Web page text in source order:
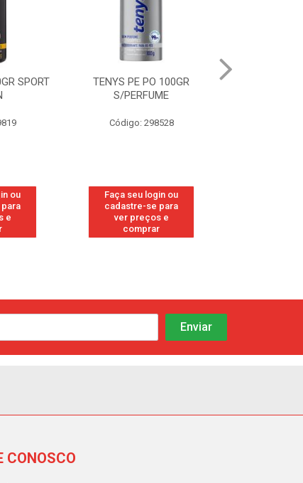
SPORT
ou
e
TENYS PE PO 100GR
S/PERFUME
Código: 298528
Faça seu login ou
cadastre-se para
ver preços e
comprar
CONOSCO